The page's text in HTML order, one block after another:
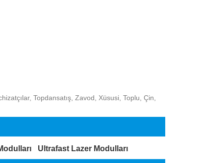
Topdansatış, Zavod, Xüsusi, Toplu, Çin,
Ultrafast Lazer Modulları